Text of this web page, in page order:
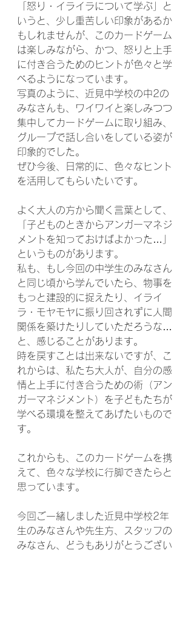
「怒り・イライラについて学ぶ」と
いうと、少し重苦しい印象があるか
もしれませんが、このカードゲーム
は楽しみながら、かつ、怒りと上手
に付き合うためのヒントが色々と学
べるようになっています。
写真のように、近見中学校の中2の
みなさんも、ワイワイと楽しみつつ
集中してカードゲームに取り組み、
グループで話し合いをしている姿が
印象的でした。
ぜひ今後、日常的に、色々なヒント
を活用してもらいたいです。
よく大人の方から聞く言葉として、
「子どものときからアンガーマネジ
メントを知っておけばよかった…」
というものがあります。
私も、もし今回の中学生のみなさん
と同じ頃から学んでいたら、物事を
もっと建設的に捉えたり、イライ
ラ・モヤモヤに振り回されずに人間
関係を築けたりしていただろうな…
と、感じることがあります。
時を戻すことは出来ないですが、こ
れからは、私たち大人が、自分の感
情と上手に付き合うための術（アン
ガーマネジメント）を子どもたちが
学べる環境を整えてあげたいもので
す。
これからも、このカードゲームを携
えて、色々な学校に行脚できたらと
思っています。
今回ご一緒しました近見中学校2年
生のみなさんや先生方、スタッフの
みなさん、どうもありがとうござい